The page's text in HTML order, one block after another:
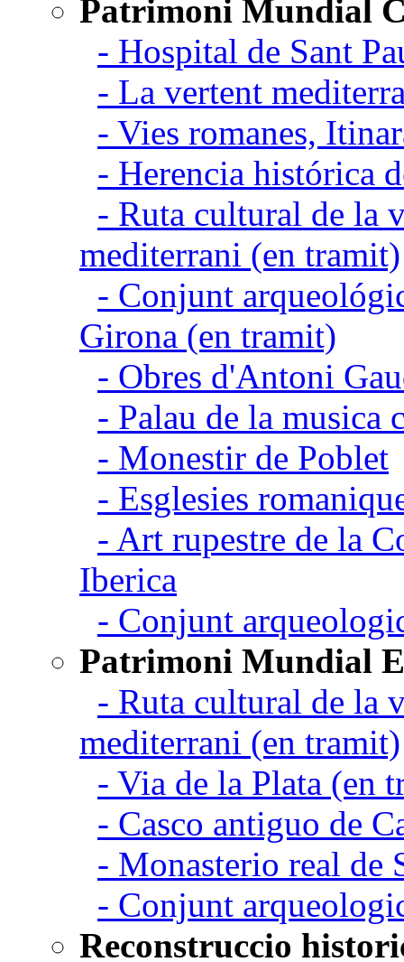
Patrimoni Mundial
- Hospital de Sant
- La vertent
- Vies romanes,
- Herencia histórica
- Ruta cultural de la
mediterrani (en tramit)
- Conjunt
Girona (en tramit)
- Obres d'Antoni
- Palau de la musica
- Monestir de Poblet
- Esglesies
- Art rupestre de la
Iberica
- Conjunt
Patrimoni Mundial
- Ruta cultural de la
mediterrani (en tramit)
- Via de la Plata (en
- Casco antiguo de
- Monasterio real de
- Conjunt
Reconstruccio